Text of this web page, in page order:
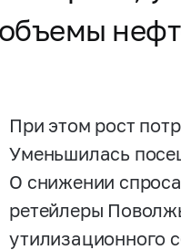
При этом рост
Уменьшилась
О снижении
ретейлеры
утилизационного